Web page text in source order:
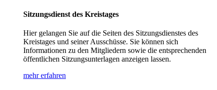
Sitzungsdienst des Kreistages
Hier gelangen Sie auf die Seiten des Sitzungsdienstes des
Kreistages und seiner Ausschüsse. Sie können sich
Informationen zu den Mitgliedern sowie die entsprechenden
öffentlichen Sitzungsunterlagen anzeigen lassen.
mehr erfahren